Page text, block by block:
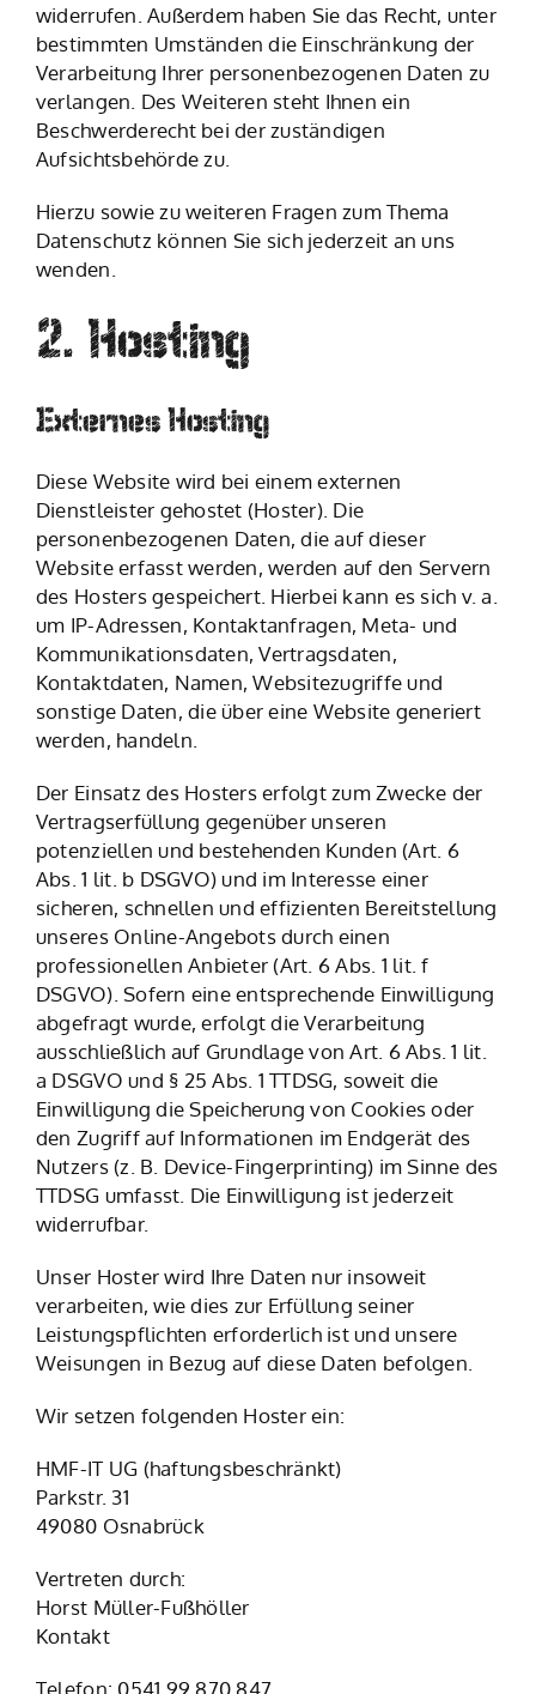
widerrufen. Außerdem haben Sie das Recht, unter
bestimmten Umständen die Einschränkung der
Verarbeitung Ihrer personenbezogenen Daten zu
verlangen. Des Weiteren steht Ihnen ein
Beschwerderecht bei der zuständigen
Aufsichtsbehörde zu.
Hierzu sowie zu weiteren Fragen zum Thema
Datenschutz können Sie sich jederzeit an uns
wenden.
2. Hosting
Externes Hosting
Diese Website wird bei einem externen
Dienstleister gehostet (Hoster). Die
personenbezogenen Daten, die auf dieser
Website erfasst werden, werden auf den Servern
des Hosters gespeichert. Hierbei kann es sich v. a.
um IP-Adressen, Kontaktanfragen, Meta- und
Kommunikationsdaten, Vertragsdaten,
Kontaktdaten, Namen, Websitezugriffe und
sonstige Daten, die über eine Website generiert
werden, handeln.
Der Einsatz des Hosters erfolgt zum Zwecke der
Vertragserfüllung gegenüber unseren
potenziellen und bestehenden Kunden (Art. 6
Abs. 1 lit. b DSGVO) und im Interesse einer
sicheren, schnellen und effizienten Bereitstellung
unseres Online-Angebots durch einen
professionellen Anbieter (Art. 6 Abs. 1 lit. f
DSGVO). Sofern eine entsprechende Einwilligung
abgefragt wurde, erfolgt die Verarbeitung
ausschließlich auf Grundlage von Art. 6 Abs. 1 lit.
a DSGVO und § 25 Abs. 1 TTDSG, soweit die
Einwilligung die Speicherung von Cookies oder
den Zugriff auf Informationen im Endgerät des
Nutzers (z. B. Device-Fingerprinting) im Sinne des
TTDSG umfasst. Die Einwilligung ist jederzeit
widerrufbar.
Unser Hoster wird Ihre Daten nur insoweit
verarbeiten, wie dies zur Erfüllung seiner
Leistungspflichten erforderlich ist und unsere
Weisungen in Bezug auf diese Daten befolgen.
Wir setzen folgenden Hoster ein:
HMF-IT UG (haftungsbeschränkt)
Parkstr. 31
49080 Osnabrück
Vertreten durch:
Horst Müller-Fußhöller
Kontakt